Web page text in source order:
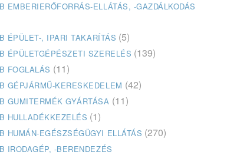
EMBERIERŐFORRÁS-ELLÁTÁS, -GAZDÁLKODÁS
ÉPÜLET-, IPARI TAKARÍTÁS (5)
ÉPÜLETGÉPÉSZETI SZERELÉS (139)
FOGLALÁS (11)
GÉPJÁRMŰ-KERESKEDELEM (42)
GUMITERMÉK GYÁRTÁSA (11)
HULLADÉKKEZELÉS (1)
HUMÁN-EGÉSZSÉGÜGYI ELLÁTÁS (270)
IRODAGÉP, -BERENDEZÉS